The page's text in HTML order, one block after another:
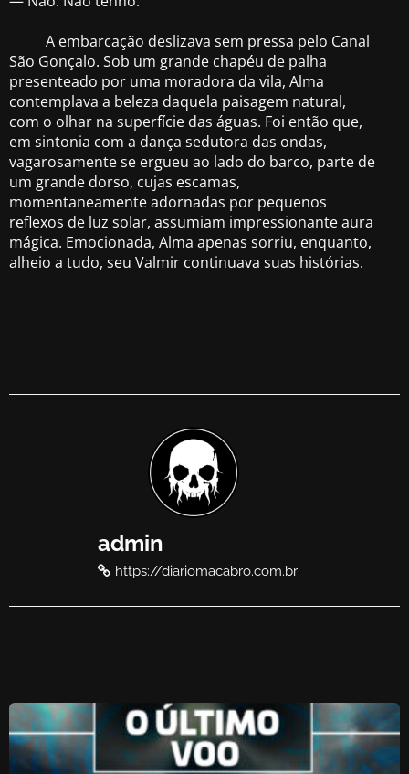
A embarcação deslizava sem pressa pelo Canal
São Gonçalo. Sob um grande chapéu de palha
presenteado por uma moradora da vila, Alma
contemplava a beleza daquela paisagem natural,
com o olhar na superfície das águas. Foi então que,
em sintonia com a dança sedutora das ondas,
vagarosamente se ergueu ao lado do barco, parte de
um grande dorso, cujas escamas,
momentaneamente adornadas por pequenos
reflexos de luz solar, assumiam impressionante aura
mágica. Emocionada, Alma apenas sorriu, enquanto,
alheio a tudo, seu Valmir continuava suas histórias.
admin
https://diariomacabro.com.br